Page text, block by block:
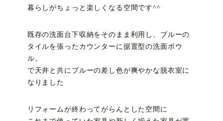
暮らしがちょっと楽しくなる空間です^^
既存の洗面台下収納をそのまま利用し、ブルーの
タイルを張ったカウンターに据置型の洗面ボウ
ル。
で天井と共にブルーの差し色が爽やかな脱衣室に
なりました
リフォームが終わってがらんとした空間に